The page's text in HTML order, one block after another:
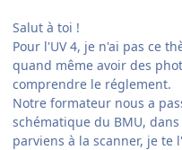
Salut à toi !
Pour l'UV 4, je n'ai pas ce
quand même avoir des
comprendre le réglement.
Notre formateur nous a
schématique du BMU,
parviens à la scanner, je te